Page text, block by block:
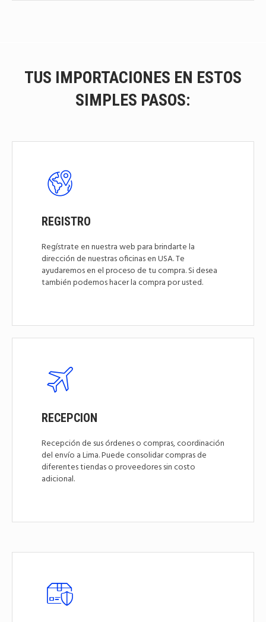
TUS IMPORTACIONES EN ESTOS
SIMPLES PASOS:
REGISTRO
Regístrate en nuestra web para brindarte la
dirección de nuestras oficinas en USA. Te
ayudaremos en el proceso de tu compra. Si desea
también podemos hacer la compra por usted.
RECEPCION
Recepción de sus órdenes o compras, coordinación
del envío a Lima. Puede consolidar compras de
diferentes tiendas o proveedores sin costo
adicional.